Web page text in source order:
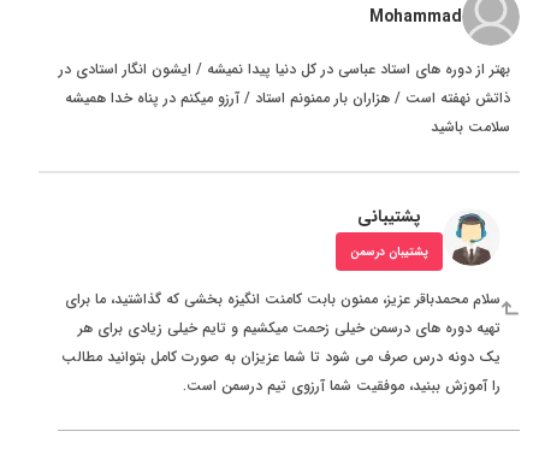
Mohammad
بهتر از دوره های استاد عباسی در کل دنیا پیدا نمیشه / ایشون انگار استادی در
ذاتش نهفته است / هزاران بار ممنونم استاد / آرزو میکنم در پناه خدا همیشه
سلامت باشید
پشتیبانی
پشتیبان درسمن
سلام محمدباقر عزیز، ممنون بابت کامنت انگیزه بخشی که گذاشتید، ما برای
تهیه دوره های درسمن خیلی زحمت میکشیم و تایم خیلی زیادی برای هر
یک دونه درس صرف می شود تا شما عزیزان به صورت کامل بتوانید مطالب
را آموزش ببنید، موفقیت شما آرزوی تیم درسمن است.